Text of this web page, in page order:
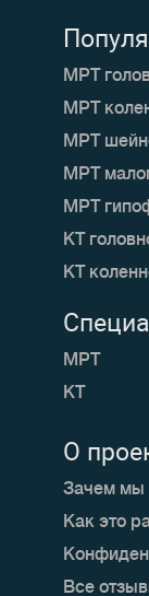
О
Зачем мы
Как это
Все
МРТ
КТ
МРТ
МРТ
МРТ
МРТ
МРТ
КТ
КТ